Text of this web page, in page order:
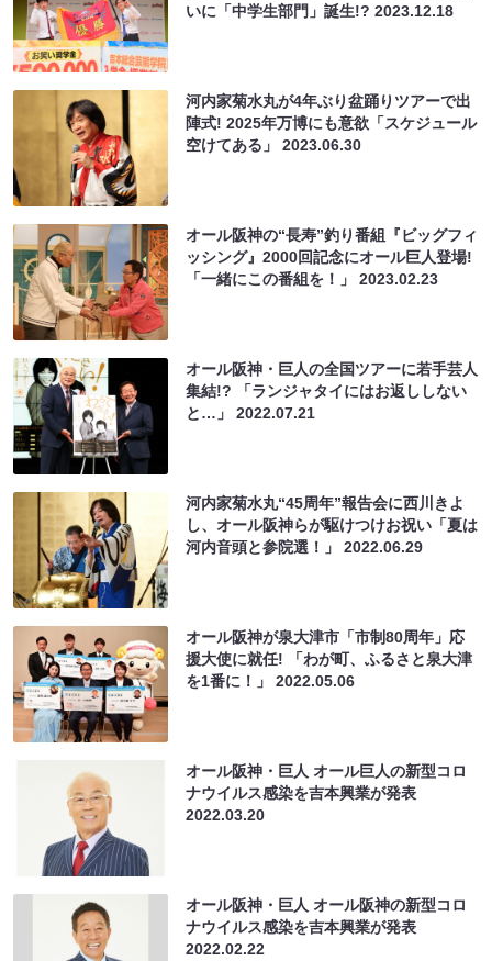
いに「中学生部門」誕生!?2023.12.18
河内家菊水丸が4年ぶり盆踊りツアーで出
陣式! 2025年万博にも意欲「スケジュール
空けてある」2023.06.30
オール阪神の“長寿”釣り番組『ビッグフィ
ッシング』2000回記念にオール巨人登場!
「一緒にこの番組を！」2023.02.23
オール阪神・巨人の全国ツアーに若手芸人
集結!? 「ランジャタイにはお返ししない
と…」2022.07.21
河内家菊水丸“45周年”報告会に西川きよ
し、オール阪神らが駆けつけお祝い「夏は
河内音頭と参院選！」2022.06.29
オール阪神が泉大津市「市制80周年」応
援大使に就任! 「わが町、ふるさと泉大津
を1番に！」2022.05.06
オール阪神・巨人 オール巨人の新型コロ
ナウイルス感染を吉本興業が発表
2022.03.20
オール阪神・巨人 オール阪神の新型コロ
ナウイルス感染を吉本興業が発表
2022.02.22